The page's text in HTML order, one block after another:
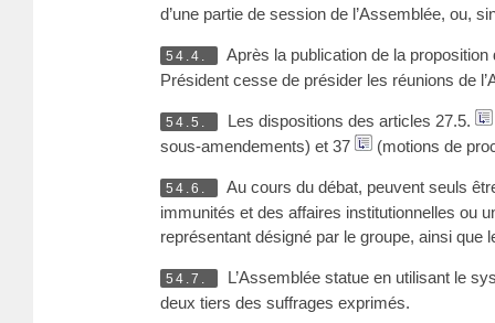
d’une partie de session de l’Assemblée, ou,
54.4.
Après la publication de la
Président cesse de présider les réunions de
54.5. Les dispositions des articles 27.5.
sous-amendements) et 37
(motions de
54.6.
Au cours du débat, peuvent seuls
immunités et des affaires institutionnelles ou
représentant désigné par le groupe, ainsi que
54.7.
L’Assemblée statue en utilisant le
deux tiers des suffrages exprimés.